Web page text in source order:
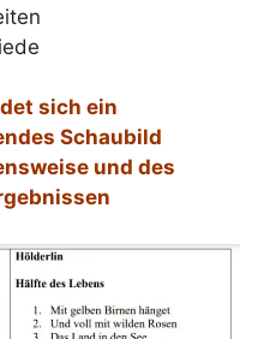
sich ein
Schaubild
und des